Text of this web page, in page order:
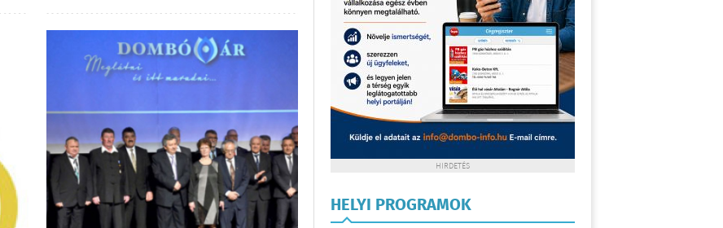
HIRDETÉS
HELYI PROGRAMOK